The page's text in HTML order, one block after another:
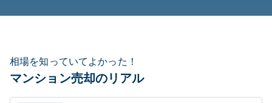
相場を知っていてよかった！
マンション売却のリアル